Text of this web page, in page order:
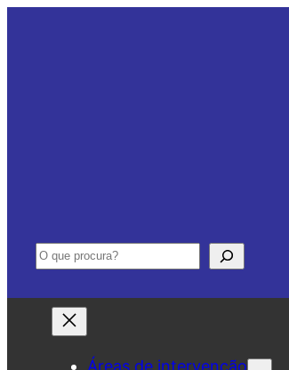
Pesquisar
Áreas de intervenção